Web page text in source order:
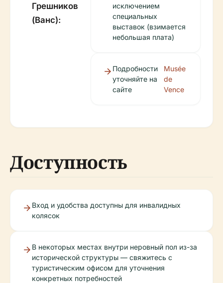
Грешников
(Ванс):
исключением
специальных
выставок (взимается
небольшая плата)
Подробности
уточняйте на
сайте
Musée
de
Vence
Доступность
Вход и удобства доступны для инвалидных
колясок
В некоторых местах внутри неровный пол из-за
исторической структуры — свяжитесь с
туристическим офисом для уточнения
конкретных потребностей